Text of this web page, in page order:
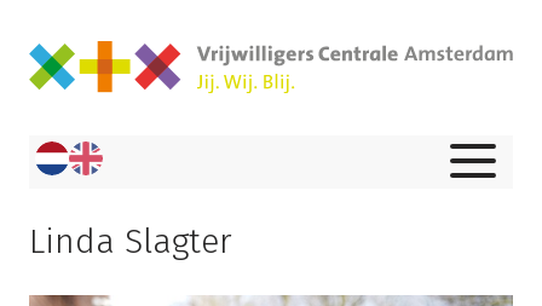
Linda Slagter